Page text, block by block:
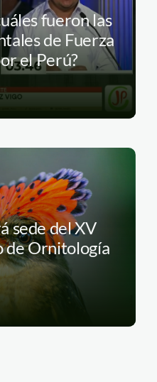
fueron las
de Fuerza
el Perú?
sede del XV
de Ornitología